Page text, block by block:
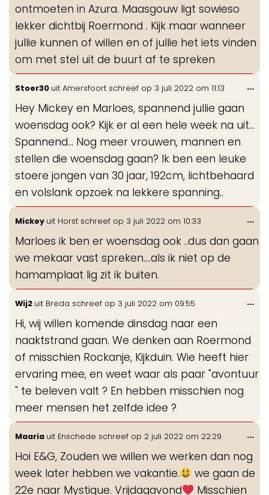
ontmoeten in Azura. Maasgouw ligt sowieso
lekker dichtbij Roermond . Kijk maar wanneer
jullie kunnen of willen en of jullie het iets vinden
om met stel uit de buurt af te spreken
Stoer30 uit Amersfoort schreef op 3 juli 2022 om 11:13
Hey Mickey en Marloes, spannend jullie gaan
woensdag ook? Kijk er al een hele week na uit...
Spannend... Nog meer vrouwen, mannen en
stellen die woensdag gaan? Ik ben een leuke
stoere jongen van 30 jaar, 192cm, lichtbehaard
en volslank opzoek na lekkere spanning..
...
Mickey uit Horst schreef op 3 juli 2022 om 10:33
Marloes ik ben er woensdag ook ..dus dan gaan
we mekaar vast spreken....als ik niet op de
hamamplaat lig zit ik buiten.
...
Wij2 uit Breda schreef op 3 juli 2022 om 09:55
Hi, wij willen komende dinsdag naar een
naaktstrand gaan. We denken aan Roermond
of misschien Rockanje, Kijkduin. Wie heeft hier
ervaring mee, en weet waar als paar "avontuur
" te beleven valt ? En hebben misschien nog
meer mensen het zelfde idee ?
...
Maaria uit Enschede schreef op 2 juli 2022 om 22:29
Hoi E&G, Zouden we willen we werken dan nog
week later hebben we vakantie.
we gaan de
22e naar Mystique. Vrijdagavond
Misschien
...